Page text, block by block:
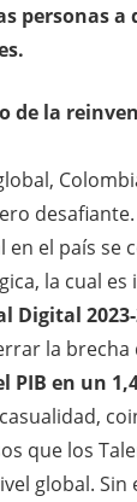
personas a
de la
desafiante.
el país se
la cual es
Digital
la brecha
PIB en un
que los
global. Sin